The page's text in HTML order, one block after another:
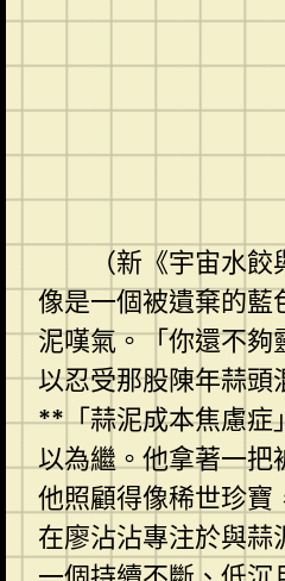
（新《宇宙水餃
像是一個被遺棄的
泥嘆氣。「你還不
以忍受那股陳年蒜
**「蒜泥成本焦慮症
以為繼。他拿著一
他照顧得像稀世珍
在廖沾沾專注於與